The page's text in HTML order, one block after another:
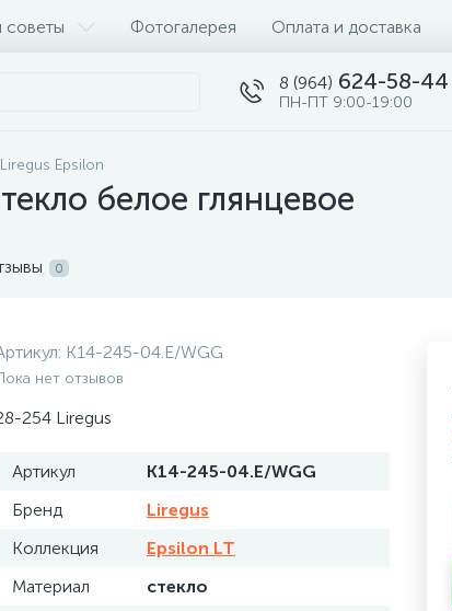
Фотогалерея Оплата и доставка
8 (964) 624-58-44
ПН-ПТ 9:00-19:00
Liregus Epsilon
белое глянцевое
0
K14-245-04.E/WGG
нет отзывов
254 Liregus
Артикул
K14-245-04.E/WGG
Бренд
Liregus
Коллекция
Epsilon LT
Материал
стекло